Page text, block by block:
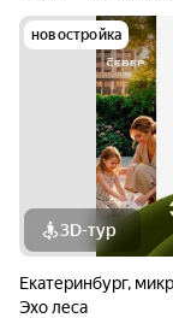
новостройка
3D-тур
Екатеринбург,
Эхо леса